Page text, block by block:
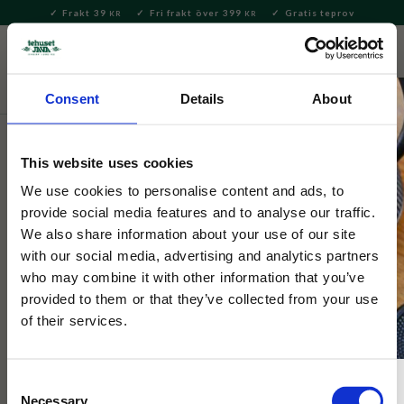
Consent Details About
This website uses cookies
We use cookies to personalise content and ads, to
provide social media features and to analyse our traffic.
We also share information about your use of our site
with our social media, advertising and analytics partners
who may combine it with other information that you’ve
provided to them or that they’ve collected from your use
of their services.
Necessary
Meny
Frakt 39 KR Fri frakt över 399 KR Gratis teprov
Hem & Inredningsdetaljer
Morris & Co
Morris Strawberry Thief Grå/Blå
0,35L
Fin mugg med William Morris underbart söta Strawberry
Thief-mönster, här i en blå/grå färgställning.